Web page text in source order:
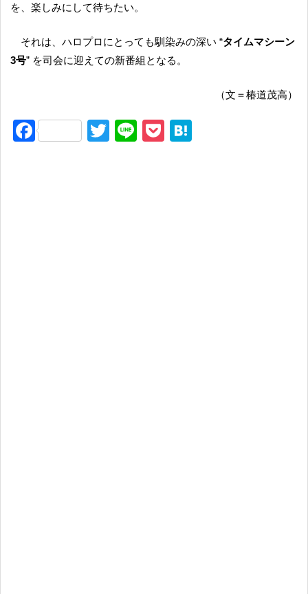
を、楽しみにして待ちたい。
それは、ハロプロにとっても馴染みの深い “タイムマシーン
3号” を司会に迎えての新番組となる。
（文＝椿道茂高）
F
T
Li
P